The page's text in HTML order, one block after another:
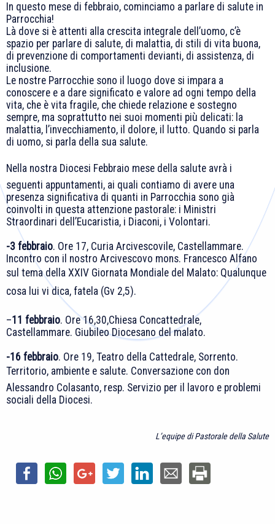
In questo mese di febbraio, cominciamo a parlare di salute in
Parrocchia!
Là dove si è attenti alla crescita integrale dell’uomo, c’è
spazio per parlare di salute, di malattia, di stili di vita buona,
di prevenzione di comportamenti devianti, di assistenza, di
inclusione.
Le nostre Parrocchie sono il luogo dove si impara a
conoscere e a dare significato e valore ad ogni tempo della
vita, che è vita fragile, che chiede relazione e sostegno
sempre, ma soprattutto nei suoi momenti più delicati: la
malattia, l’invecchiamento, il dolore, il lutto. Quando si parla
di uomo, si parla della sua salute.
Nella nostra Diocesi Febbraio mese della salute avrà i
seguenti appuntamenti, ai quali contiamo di avere una
presenza significativa di quanti in Parrocchia sono già
coinvolti in questa attenzione pastorale: i Ministri
Straordinari dell’Eucaristia, i Diaconi, i Volontari.
-3 febbraio. Ore 17, Curia Arcivescovile, Castellammare.
Incontro con il nostro Arcivescovo mons. Francesco Alfano
sul tema della XXIV Giornata Mondiale del Malato: Qualunque
cosa lui vi dica, fatela (Gv 2,5).
–11 febbraio. Ore 16,30,Chiesa Concattedrale,
Castellammare. Giubileo Diocesano del malato.
-16 febbraio. Ore 19, Teatro della Cattedrale, Sorrento.
Territorio, ambiente e salute. Conversazione con don
Alessandro Colasanto, resp. Servizio per il lavoro e problemi
sociali della Diocesi.
L’equipe di Pastorale della Salute